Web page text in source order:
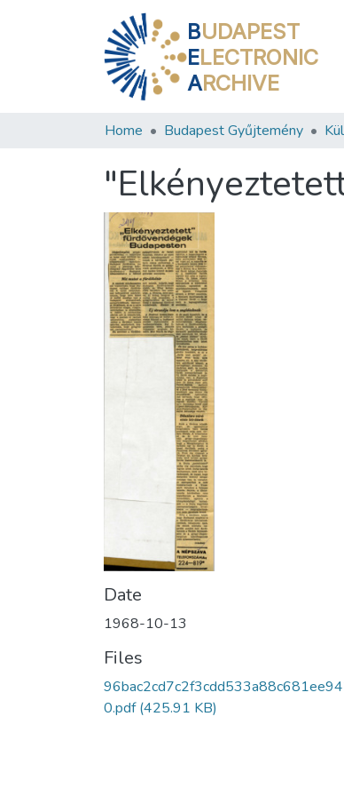
BUDAPEST
ELECTRONIC
ARCHIVE
Home Budapest Gyűjtemény
Date
1968-10-13
Files
0.pdf(425.91 KB)